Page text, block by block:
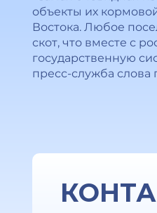
объекты их
Востока. Любое
скот, что вместе с
государственную
пресс-служба